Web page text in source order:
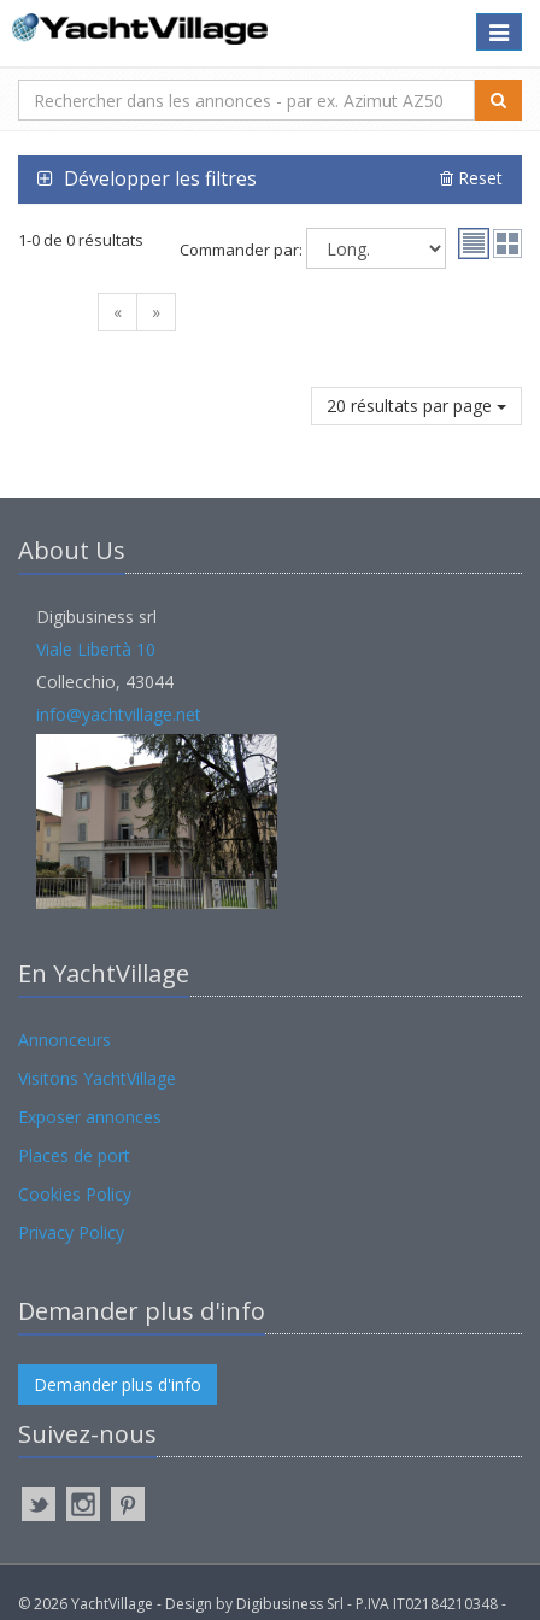
Toggle
Développer les filtres Reset
1-0 de 0 résultats Commander par:
« »
20 résultats par page
About Us
Digibusiness srl
Viale Libertà 10
Collecchio, 43044
info@yachtvillage.net
En YachtVillage
Annonceurs
Visitons YachtVillage
Exposer annonces
Places de port
Cookies Policy
Privacy Policy
Demander plus d'info
Demander plus d'info
Suivez-nous
© 2026 YachtVillage - Design by Digibusiness Srl - P.IVA IT02184210348 -